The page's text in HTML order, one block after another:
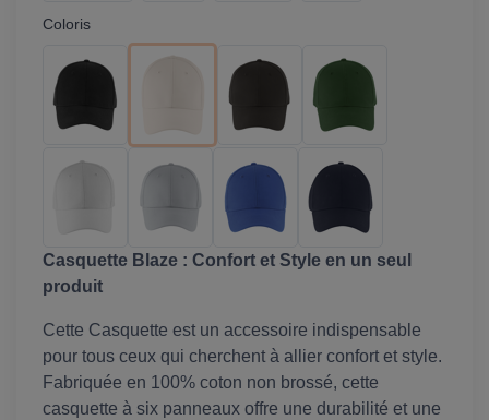
Coloris
Casquette Blaze : Confort et Style en un seul
produit
Cette Casquette est un accessoire indispensable
pour tous ceux qui cherchent à allier confort et style.
Fabriquée en 100% coton non brossé, cette
casquette à six panneaux offre une durabilité et une